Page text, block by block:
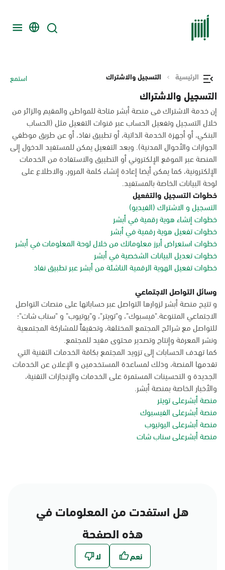
الرئيسية التسجيل والاشتراك استمع
التسجيل والاشتراك
إن خدمة الاشتراك فى منصة أبشر متاحة للمواطن والمقيم والزائر من
خلال التسجيل وتفعيل الحساب عبر قنوات التفعيل مثل (الحساب
البنكي، أو أجهزة الخدمة الذاتية، أو تطبيق نفاذ، أو عن طريق موظفي
الجوازات والأحوال المدنية). وبعد التفعيل يمكن للمستفيد الدخول إلى
المنصة عبر الموقع الإلكتروني أو التطبيق والاستفادة من الخدمات
الإلكترونية، كما يمكن أيضا إعادة إنشاء كلمة المرور، والاطلاع على
لوحة البيانات الخاصة بالمستفيد.
خطوات التسجيل والتفعيل
التسجيل و الاشتراك (الفيديو)
خطوات إنشاء هوية رقمية في أبشر
خطوات تفعيل هوية رقمية في أبشر
خطوات استعراض أبرز معلوماتك من خلال لوحة المعلومات في أبشر
خطوات تعديل البيانات الشخصية في أبشر
خطوات تفعيل الهوية الرقمية الناشئة من أبشر عبر تطبيق نفاذ
وسائل التواصل الاجتماعي
و تتيح منصة أبشر لزوارها التواصل عبر حساباتها على منصات التواصل
الاجتماعي المتنوعة."فيسبوك"، و"تويتر"، و"يوتيوب" و "سناب شات"؛
للتواصل مع شرائح المجتمع المختلفة، وتحقيقاً للمشاركة المجتمعية
ونشر المعرفة وإنتاج وتصدير محتوى مفيد للمجتمع.
كما تهدف الحسابات إلى تزويد المجتمع بكافة الخدمات التقنية التي
تقدمها المنصة، وذلك لمساعدة المستخدمين و الإعلان عن الخدمات
الجديدة و التحسينات المستمرة على الخدمات والإنجازات التقنية،
والأخبار الخاصة بمنصة أبشر.
منصة أبشرعلى تويتر
منصة أبشرعلى الفيسبوك
منصة أبشرعلى اليوتيوب
منصة أبشرعلى سناب شات
هل استفدت من المعلومات في
هذه الصفحة